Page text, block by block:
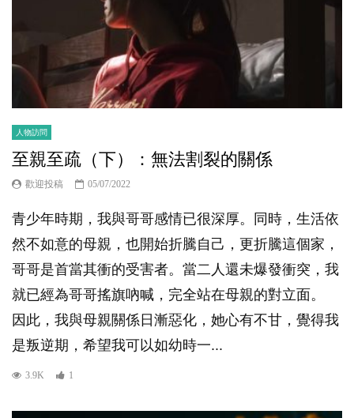
人物訪問
至親至疏（下）：無法割裂的關係
歡迎投稿 05/07/2022
青少年時期，我與哥哥感情已很深厚。同時，生活依
然不如意的母親，也開始折騰自己，更折騰這個家，
哥哥是首當其衝的受害者。當二人還未爆發衝突，我
就已經為哥哥搖旗吶喊，完全站在母親的對立面。
因此，我與母親關係日漸惡化，她心有不甘，覺得我
是叛逆期，希望我可以如幼時一...
3.9K 1